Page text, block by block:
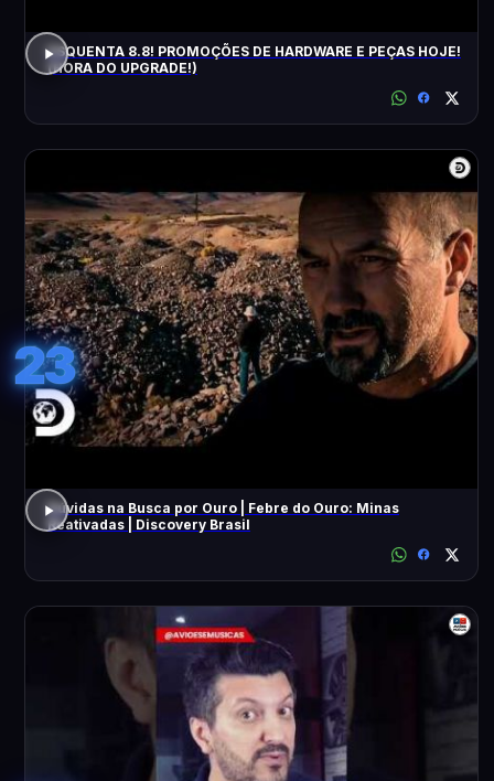
ESQUENTA 8.8! PROMOÇÕES DE HARDWARE E PEÇAS HOJE!
(HORA DO UPGRADE!)
23
Dúvidas na Busca por Ouro | Febre do Ouro: Minas
Reativadas | Discovery Brasil